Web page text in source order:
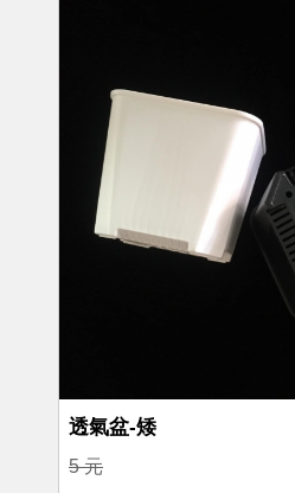
透氣盆-矮
5 元